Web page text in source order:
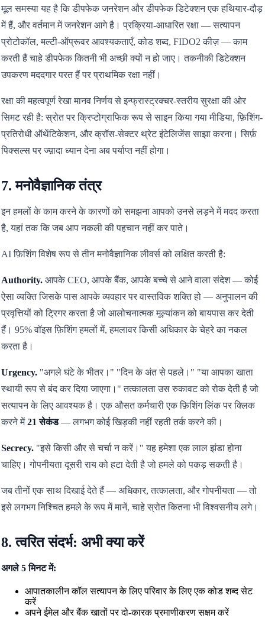
मूल समस्या यह है कि डीपफेक जनरेशन और डीपफेक डिटेक्शन एक हथियार-दौड़
में हैं, और वर्तमान में जनरेशन आगे है। प्रक्रिया-आधारित रक्षा — सत्यापन
प्रोटोकॉल, मल्टी-ऑप्रूवर आवश्यकताएँ, कोड शब्द, FIDO2 कीज़ — काम
करती हैं चाहे डीपफेक कितनी भी अच्छी क्यों न हो जाए। तकनीकी डिटेक्शन
उपकरण मददगार परत हैं पर प्राथमिक रक्षा नहीं।
रक्षा की महत्वपूर्ण रेखा मानव निर्णय से इन्फ्रास्ट्रक्चर-स्तरीय सुरक्षा की ओर
सिमट रही है: स्रोत पर क्रिप्टोग्राफिक रूप से साइन किया गया मीडिया, फ़िशिंग-
प्रतिरोधी ऑथेंटिकेशन, और क्रॉस-सेक्टर थ्रेट इंटेलिजेंस साझा करना। सिर्फ़
पिक्सल्स पर ज्य़ादा ध्यान देना अब पर्याप्त नहीं होगा।
7. मनोवैज्ञानिक तंत्र
इन हमलों के काम करने के कारणों को समझना आपको उनसे लड़ने में मदद करता
है, यहां तक कि जब आप नकली की पहचान नहीं कर पाते।
AI फ़िशिंग विशेष रूप से तीन मनोवैज्ञानिक लीवर्स को लक्षित करती है:
Authority.आपके CEO, आपके बैंक, आपके बच्चे से आने वाला संदेश — कोई
ऐसा व्यक्ति जिसके पास आपके व्यवहार पर वास्तविक शक्ति हो — अनुपालन की
प्रवृत्तियों को ट्रिगर करता है जो आलोचनात्मक मूल्यांकन को बायपास कर देती
हैं। 95% वॉइस फ़िशिंग हमलों में, हमलावर किसी अधिकार के चेहरे का नकल
करता है।
Urgency."अगले घंटे के भीतर।" "दिन के अंत से पहले।" "या आपका खाता
स्थायी रूप से बंद कर दिया जाएगा।" तत्कालता उस रुकावट को रोक देती है जो
सत्यापन के लिए आवश्यक है। एक औसत कर्मचारी एक फ़िशिंग लिंक पर क्लिक
करने में21 सेकंड— लगभग कोई खिड़की नहीं रहती तर्क करने की।
Secrecy."इसे किसी और से चर्चा न करें।" यह हमेशा एक लाल झंडा होना
चाहिए। गोपनीयता दूसरी राय को हटा देती है जो हमले को पकड़ सकती है।
जब तीनों एक साथ दिखाई देते हैं — अधिकार, तत्कालता, और गोपनीयता — तो
इसे लगभग निश्चित हमले के रूप में मानें, चाहे स्रोत कितना भी विश्वसनीय लगे।
8. त्वरित संदर्भ: अभी क्या करें
अगले 5 मिनट में:
आपातकालीन कॉल सत्यापन के लिए परिवार के लिए एक कोड शब्द सेट
करें
अपने ईमेल और बैंक खातों पर दो-कारक प्रमाणीकरण सक्षम करें